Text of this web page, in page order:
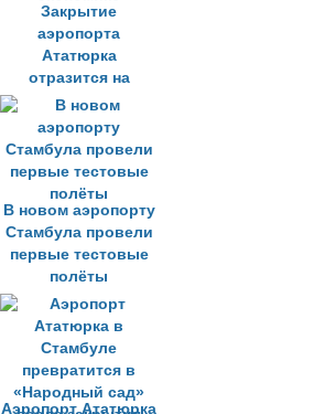
Закрытие
аэропорта
Ататюрка
отразится на
экономике
В новом аэропорту
Стамбула провели
первые тестовые
полёты
Аэропорт Ататюрка